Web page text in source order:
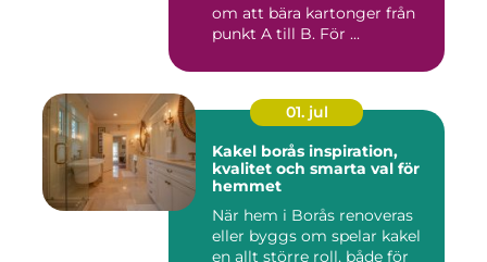
om att bära kartonger från
punkt A till B. För ...
01. jul
Kakel borås inspiration,
kvalitet och smarta val för
hemmet
När hem i Borås renoveras
eller byggs om spelar kakel
en allt större roll, både för